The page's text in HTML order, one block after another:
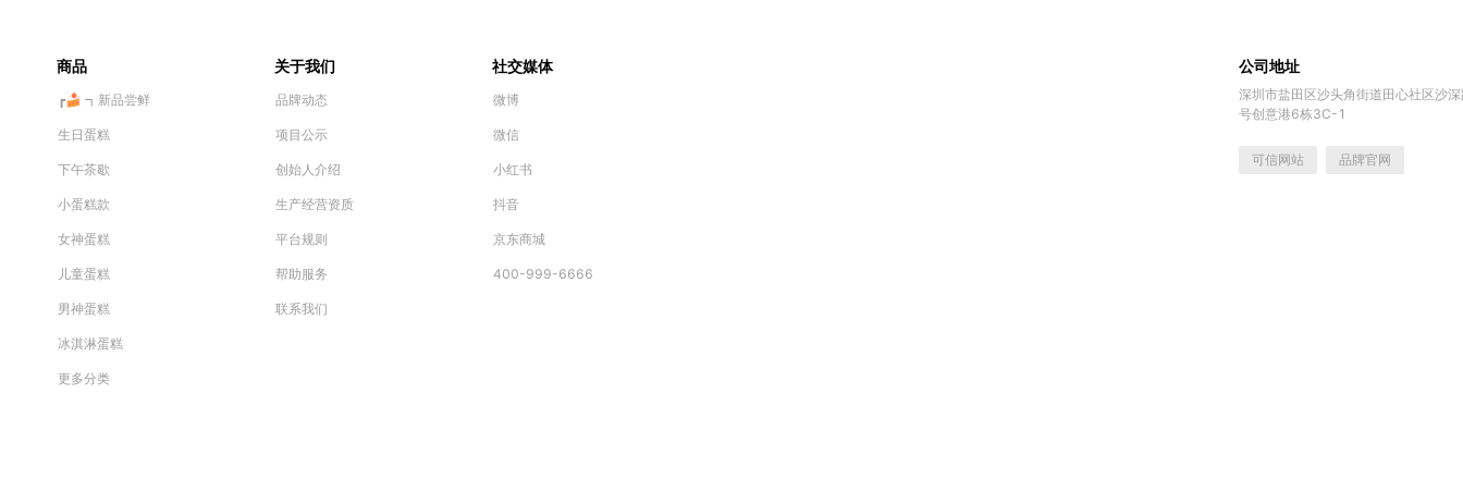
商品
┏🍰 ┓新品尝鲜
生日蛋糕
下午茶歇
小蛋糕款
女神蛋糕
儿童蛋糕
男神蛋糕
冰淇淋蛋糕
更多分类
关于我们
品牌动态
项目公示
创始人介绍
生产经营资质
平台规则
帮助服务
联系我们
社交媒体
微博
微信
小红书
抖音
京东商城
400-999-6666
公司地址
深圳市盐田区沙头角街道田心社区沙
号创意港6栋3C-1
可信网站 品牌官网